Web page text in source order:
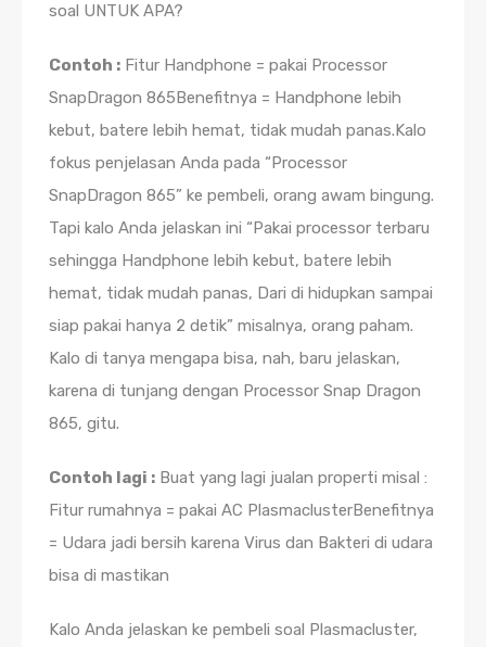
soal UNTUK APA?
Contoh : Fitur Handphone = pakai Processor
SnapDragon 865Benefitnya = Handphone lebih
kebut, batere lebih hemat, tidak mudah panas.Kalo
fokus penjelasan Anda pada “Processor
SnapDragon 865” ke pembeli, orang awam bingung.
Tapi kalo Anda jelaskan ini “Pakai processor terbaru
sehingga Handphone lebih kebut, batere lebih
hemat, tidak mudah panas, Dari di hidupkan sampai
siap pakai hanya 2 detik” misalnya, orang paham.
Kalo di tanya mengapa bisa, nah, baru jelaskan,
karena di tunjang dengan Processor Snap Dragon
865, gitu.
Contoh lagi : Buat yang lagi jualan properti misal :
Fitur rumahnya = pakai AC PlasmaclusterBenefitnya
= Udara jadi bersih karena Virus dan Bakteri di udara
bisa di mastikan
Kalo Anda jelaskan ke pembeli soal Plasmacluster,